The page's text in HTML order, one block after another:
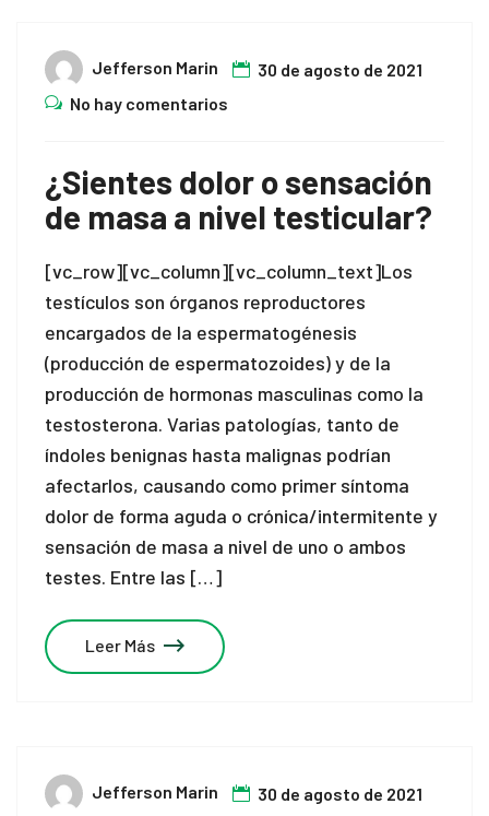
Jefferson Marin
30 de agosto de 2021
No hay comentarios
¿Sientes dolor o sensación
de masa a nivel testicular?
[vc_row][vc_column][vc_column_text]Los
testículos son órganos reproductores
encargados de la espermatogénesis
(producción de espermatozoides) y de la
producción de hormonas masculinas como la
testosterona. Varias patologías, tanto de
índoles benignas hasta malignas podrían
afectarlos, causando como primer síntoma
dolor de forma aguda o crónica/intermitente y
sensación de masa a nivel de uno o ambos
testes. Entre las […]
Leer Más
Jefferson Marin
30 de agosto de 2021